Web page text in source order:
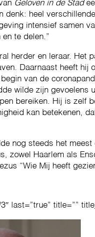
Geloven in de Stad
denk: heel
intensief samen
te delen.”
herder en leraar. Het
Daarnaast heeft hij
van de
wilde zijn gevoelens
bereiken. Hij is zelf
kan betekenen,
nog steeds het
zowel Haarlem als
“Wie Mij heeft
last=”true” title=””